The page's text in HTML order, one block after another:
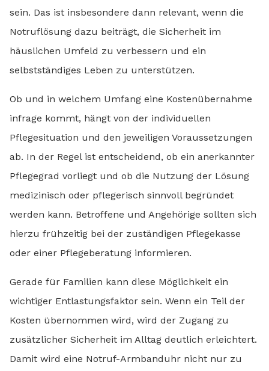
sein. Das ist insbesondere dann relevant, wenn die
Notruflösung dazu beiträgt, die Sicherheit im
häuslichen Umfeld zu verbessern und ein
selbstständiges Leben zu unterstützen.
Ob und in welchem Umfang eine Kostenübernahme
infrage kommt, hängt von der individuellen
Pflegesituation und den jeweiligen Voraussetzungen
ab. In der Regel ist entscheidend, ob ein anerkannter
Pflegegrad vorliegt und ob die Nutzung der Lösung
medizinisch oder pflegerisch sinnvoll begründet
werden kann. Betroffene und Angehörige sollten sich
hierzu frühzeitig bei der zuständigen Pflegekasse
oder einer Pflegeberatung informieren.
Gerade für Familien kann diese Möglichkeit ein
wichtiger Entlastungsfaktor sein. Wenn ein Teil der
Kosten übernommen wird, wird der Zugang zu
zusätzlicher Sicherheit im Alltag deutlich erleichtert.
Damit wird eine Notruf-Armbanduhr nicht nur zu